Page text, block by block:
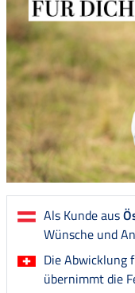
Als Kunde aus
Wünsche und
Die Abwicklung
übernimmt die